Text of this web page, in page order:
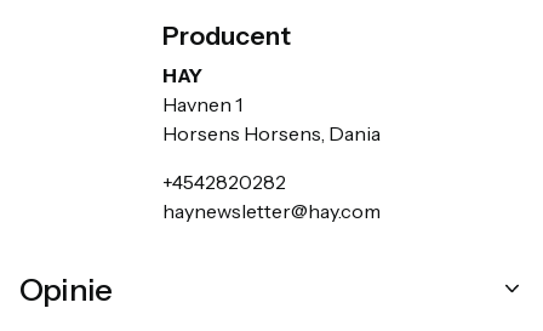
Producent
HAY
Havnen 1
Horsens Horsens, Dania
+4542820282
haynewsletter@hay.com
Opinie